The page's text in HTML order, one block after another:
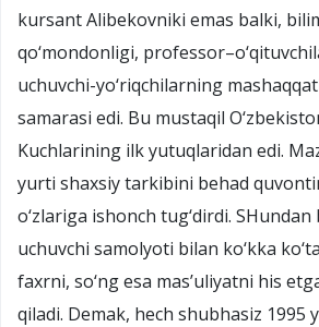
kursant Alibekovniki emas balki,
qo‘mondonligi,
uchuvchi-yo‘riqchilarning
samarasi edi. Bu mustaqil
Kuchlarining ilk yutuqlaridan edi.
yurti shaxsiy tarkibini behad
o‘zlariga ishonch tug‘dirdi.
uchuvchi samolyoti bilan ko‘kka
faxrni, so‘ng esa mas’uliyatni his
qiladi. Demak, hech shubhasiz 1995